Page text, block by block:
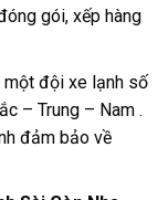
gói, xếp hàng
một đội xe lạnh số
– Trung – Nam .
đảm bảo về